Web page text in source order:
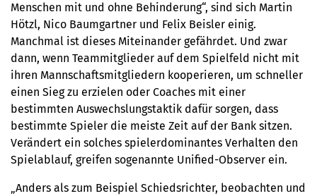
Menschen mit und ohne Behinderung“, sind sich Martin
Hötzl, Nico Baumgartner und Felix Beisler einig.
Manchmal ist dieses Miteinander gefährdet. Und zwar
dann, wenn Teammitglieder auf dem Spielfeld nicht mit
ihren Mannschaftsmitgliedern kooperieren, um schneller
einen Sieg zu erzielen oder Coaches mit einer
bestimmten Auswechslungstaktik dafür sorgen, dass
bestimmte Spieler die meiste Zeit auf der Bank sitzen.
Verändert ein solches spielerdominantes Verhalten den
Spielablauf, greifen sogenannte Unified-Observer ein.
„Anders als zum Beispiel Schiedsrichter, beobachten und